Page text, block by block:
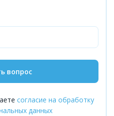
вопрос
согласие на обработку
данных